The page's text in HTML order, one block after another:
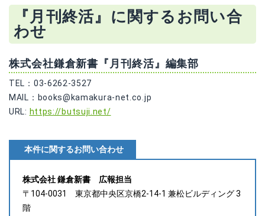
『月刊終活』に関するお問い合
わせ
株式会社鎌倉新書『月刊終活』編集部
TEL：03-6262-3527
MAIL：books@kamakura-net.co.jp
URL: https://butsuji.net/
本件に関するお問い合わせ
株式会社 鎌倉新書 広報担当
〒104-0031 東京都中央区京橋2-14-1 兼松ビルディング 3
階